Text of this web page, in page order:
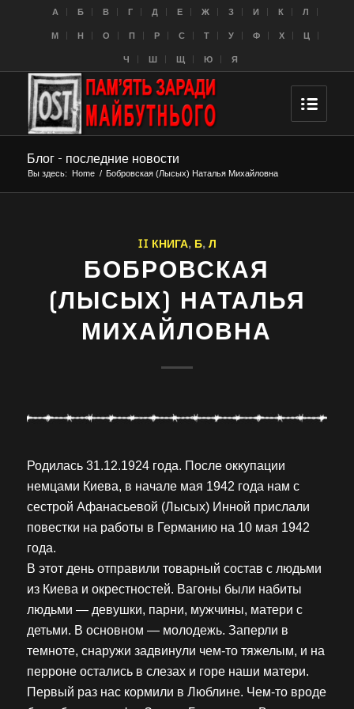
A Б В Г Д Е Ж З И К Л
M Н О П Р С Т У Ф Х Ц
Ч Ш Щ Ю Я
Блог - последние новости
Вы здесь: Home / Бобровская (Лысых) Наталья Михайловна
II КНИГА, Б, Л
БОБРОВСКАЯ
(ЛЫСЫХ) НАТАЛЬЯ
МИХАЙЛОВНА
Родилась 31.12.1924 года. После оккупации
немцами Киева, в начале мая 1942 года нам с
сестрой Афанасьевой (Лысых) Инной прислали
повестки на работы в Германию на 10 мая 1942
года.
В этот день отправили товарный состав с людьми
из Киева и окрестностей. Вагоны были набиты
людьми — девушки, парни, мужчины, матери с
детьми. В основном — молодежь. Заперли в
темноте, снаружи задвинули чем-то тяжелым, и на
перроне остались в слезах и горе наши матери.
Первый раз нас кормили в Люблине. Чем-то вроде